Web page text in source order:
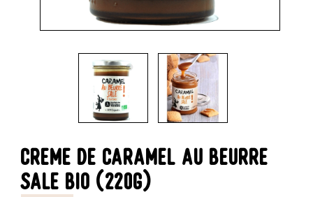
CREME DE CARAMEL AU BEURRE
SALE BIO (220G)